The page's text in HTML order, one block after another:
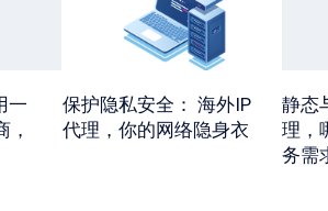
一
，
保护隐私安全： 海外IP
代理，你的网络隐身衣
静态
理，
务需